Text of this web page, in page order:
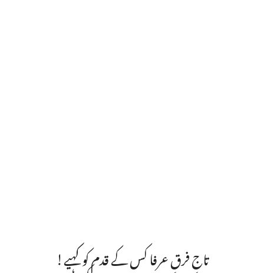
تاجِ فرقِ عرفا کس کے قدم کو کہیے!